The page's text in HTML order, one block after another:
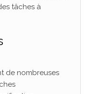
tâches à
de nombreuses